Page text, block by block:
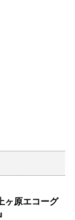
ヶ原エコーグ